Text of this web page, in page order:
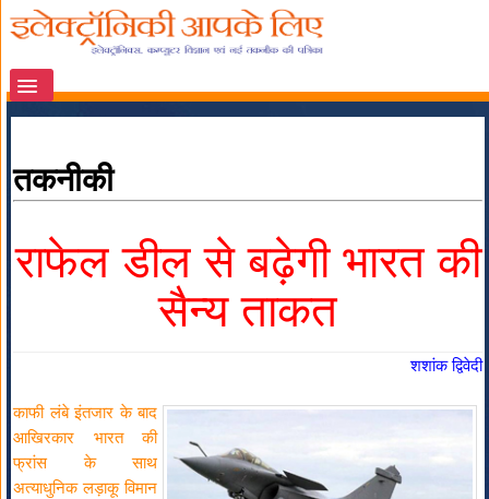
तकनीकी
राफेल डील से बढ़ेगी भारत की
सैन्य ताकत
शशांक द्विवेदी
काफी लंबे इंतजार के बाद
आखिरकार भारत की
फ्रांस के साथ
अत्याधुनिक लड़ाकू विमान